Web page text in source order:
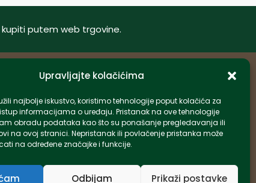
Upravljajte kolačićima
najbolje iskustvo, koristimo tehnologije poput kolačića za
informacijama o uređaju. Pristanak na ove tehnologije
obradu podataka kao što su ponašanje pregledavanja ili
na ovoj stranici. Nepristanak ili povlačenje pristanka može
na određene značajke i funkcije.
Odbijam Prikaži postavke
putem web trgovine.
Informacije
info-hr@kettner.com
Poslovnica Osijek 031 500 181
Poslovnica Zagreb 01 7798 900